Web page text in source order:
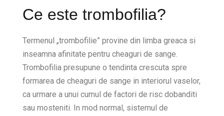
Ce este trombofilia?
Termenul „trombofilie” provine din limba greaca si
inseamna afinitate pentru cheaguri de sange.
Trombofilia presupune o tendinta crescuta spre
formarea de cheaguri de sange in interiorul vaselor,
ca urmare a unui cumul de factori de risc dobanditi
sau mosteniti. In mod normal, sistemul de